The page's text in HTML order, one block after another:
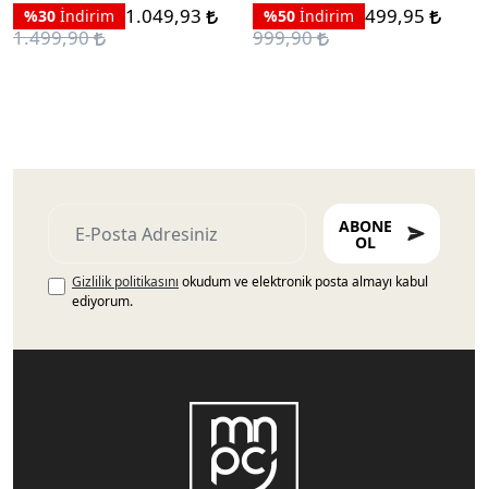
%30 İndirim
1.049,93
1.499,90
%50 İndirim 499,95
999,90
ABONE
OL
Gizlilik politikasını okudum ve elektronik posta almayı kabul
ediyorum.